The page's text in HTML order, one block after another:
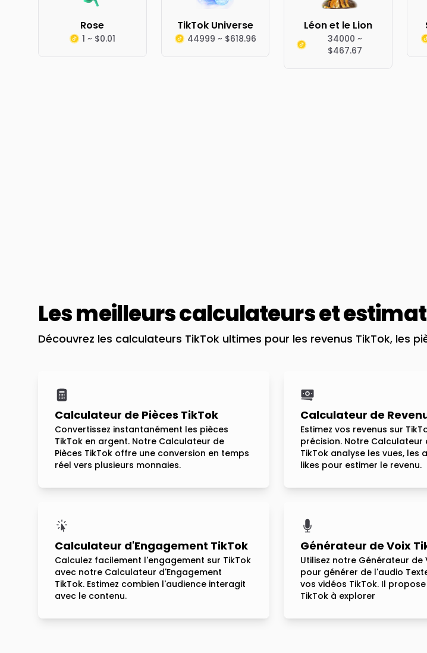
Rose
1 ~ $0.01
TikTok Universe
44999 ~ $618.96
Léon et le Lion
34000 ~
$467.67
Les meilleurs calculateurs et
Découvrez les calculateurs TikTok ultimes pour les revenus TikTok, les
Calculateur de Pièces TikTok
Convertissez instantanément les pièces
TikTok en argent. Notre Calculateur de
Pièces TikTok offre une conversion en temps
réel vers plusieurs monnaies.
Calculateur de
Estimez vos revenus sur
précision. Notre Calculateur
TikTok analyse les vues, les
likes pour estimer le revenu.
Calculateur d'Engagement TikTok
Calculez facilement l'engagement sur TikTok
avec notre Calculateur d'Engagement
TikTok. Estimez combien l'audience interagit
avec le contenu.
Générateur de Voix
Utilisez notre Générateur de
pour générer de l'audio
vos vidéos TikTok. Il
TikTok à explorer